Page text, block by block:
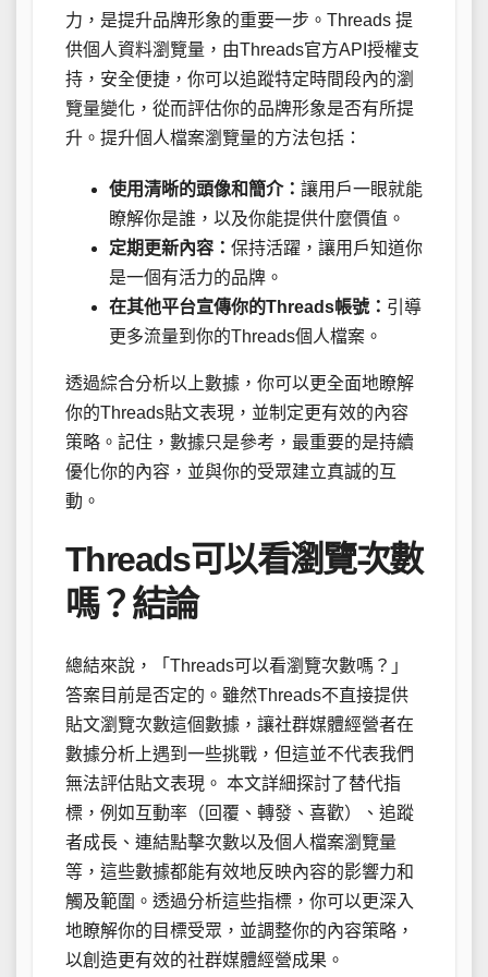
力，是提升品牌形象的重要一步。Threads 提
供個人資料瀏覽量，由Threads官方API授權支
持，安全便捷，你可以追蹤特定時間段內的瀏
覽量變化，從而評估你的品牌形象是否有所提
升。提升個人檔案瀏覽量的方法包括：
使用清晰的頭像和簡介： 讓用戶一眼就能
瞭解你是誰，以及你能提供什麼價值。
定期更新內容： 保持活躍，讓用戶知道你
是一個有活力的品牌。
在其他平台宣傳你的Threads帳號： 引導
更多流量到你的Threads個人檔案。
透過綜合分析以上數據，你可以更全面地瞭解
你的Threads貼文表現，並制定更有效的內容
策略。記住，數據只是參考，最重要的是持續
優化你的內容，並與你的受眾建立真誠的互
動。
Threads可以看瀏覽次數
嗎？結論
總結來說，「Threads可以看瀏覽次數嗎？」
答案目前是否定的。雖然Threads不直接提供
貼文瀏覽次數這個數據，讓社群媒體經營者在
數據分析上遇到一些挑戰，但這並不代表我們
無法評估貼文表現。 本文詳細探討了替代指
標，例如互動率（回覆、轉發、喜歡）、追蹤
者成長、連結點擊次數以及個人檔案瀏覽量
等，這些數據都能有效地反映內容的影響力和
觸及範圍。透過分析這些指標，你可以更深入
地瞭解你的目標受眾，並調整你的內容策略，
以創造更有效的社群媒體經營成果。